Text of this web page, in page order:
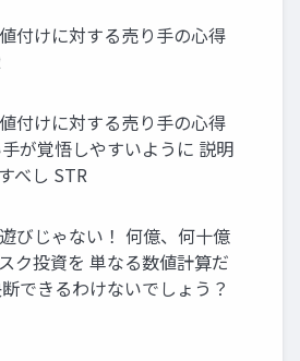
付けに対する売り手の心得
付けに対する売り手の心得
が覚悟しやすいように 説明
べし STR
びじゃない！ 何億、何十億
ク投資を 単なる数値計算だ
できるわけないでしょう？